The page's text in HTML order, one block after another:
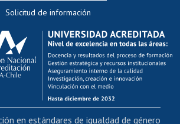
Evaluación docente
Calificación académica
Postulación al AUCAI
Funcionarias/os
internos de capacitación
Bienestar del personal
Portal de movilidad interna
Solicitud de información
en estándares de igualdad de género